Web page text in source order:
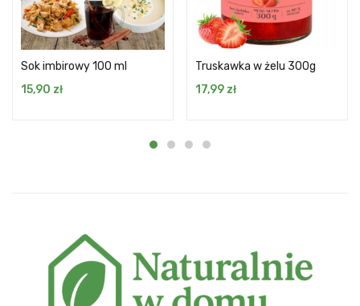
Sok imbirowy 100 ml
15,90 zł
Truskawka w żelu 300g
17,99 zł